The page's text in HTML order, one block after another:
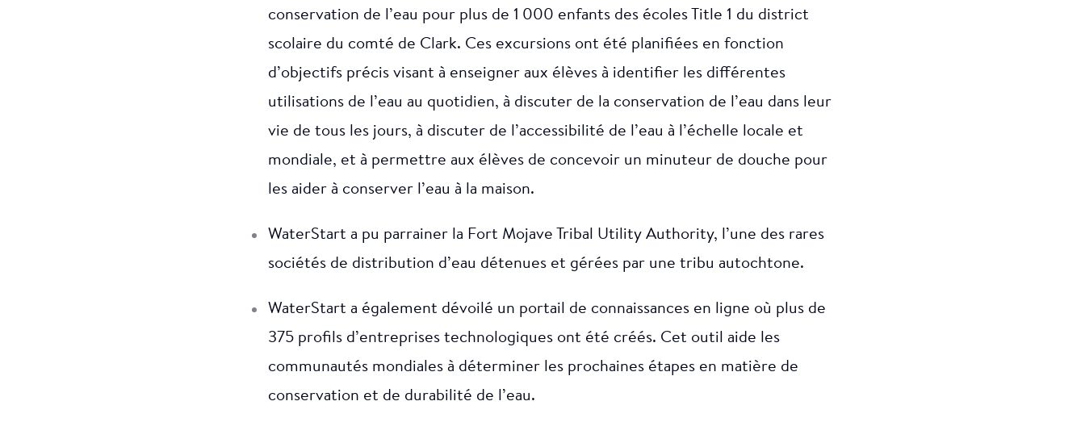
conservation de l’eau pour plus de 1 000 enfants des écoles Title 1 du district
scolaire du comté de Clark. Ces excursions ont été planifiées en fonction
d’objectifs précis visant à enseigner aux élèves à identifier les différentes
utilisations de l’eau au quotidien, à discuter de la conservation de l’eau dans leur
vie de tous les jours, à discuter de l’accessibilité de l’eau à l’échelle locale et
mondiale, et à permettre aux élèves de concevoir un minuteur de douche pour
les aider à conserver l’eau à la maison.
WaterStart a pu parrainer la Fort Mojave Tribal Utility Authority, l’une des rares
sociétés de distribution d’eau détenues et gérées par une tribu autochtone.
WaterStart a également dévoilé un portail de connaissances en ligne où plus de
375 profils d’entreprises technologiques ont été créés. Cet outil aide les
communautés mondiales à déterminer les prochaines étapes en matière de
conservation et de durabilité de l’eau.